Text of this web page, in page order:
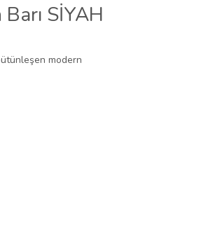
SİYAH
modern